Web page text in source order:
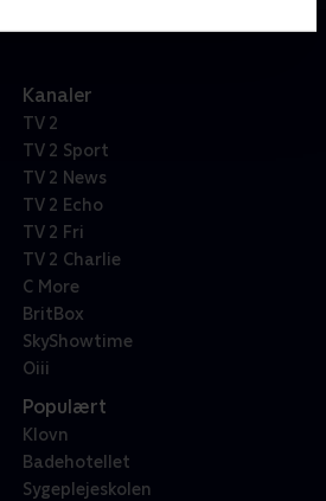
Kanaler
TV 2
TV 2 Sport
TV 2 News
TV 2 Echo
TV 2 Fri
TV 2 Charlie
C More
BritBox
SkyShowtime
Oiii
Populært
Klovn
Badehotellet
Sygeplejeskolen